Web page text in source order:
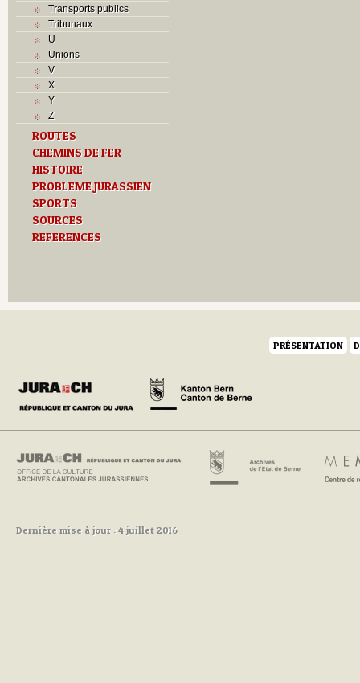
Transports publics
Tribunaux
U
Unions
V
X
Y
Z
ROUTES
CHEMINS DE FER
HISTOIRE
PROBLEME JURASSIEN
SPORTS
SOURCES
REFERENCES
PRÉSENTATION
Dernière mise à jour : 4 juillet 2016